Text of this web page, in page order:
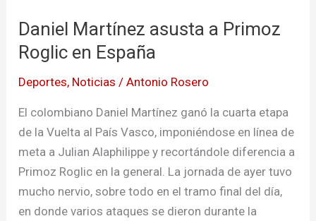
Daniel Martínez asusta a Primoz
Roglic en España
Deportes, Noticias /Antonio Rosero
El colombiano Daniel Martínez ganó la cuarta etapa
de la Vuelta al País Vasco, imponiéndose en línea de
meta a Julian Alaphilippe y recortándole diferencia a
Primoz Roglic en la general. La jornada de ayer tuvo
mucho nervio, sobre todo en el tramo final del día,
en donde varios ataques se dieron durante la
en
España